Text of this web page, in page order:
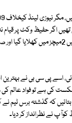
بھی نہ بن پاتے، اگر بولنگ اچھی ہوتی تو پاکستان وہ میچ جیت بھی سکتا تھا، زمبابوے سے
نے ناقابل شکست 86 رنز بنا کر ٹیم کو فتح دلائی، اسے پی
کیا گیا، اگر بات شکست کی ہے تو فواد
بتائیں کہ گذشتہ برس
نے نظرانداز کر دیا۔